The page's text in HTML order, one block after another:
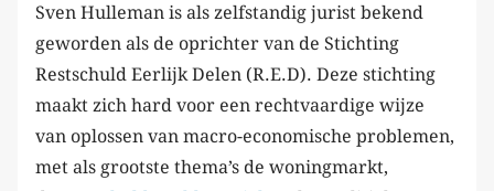
Sven Hulleman is als zelfstandig jurist bekend
geworden als de oprichter van de Stichting
Restschuld Eerlijk Delen (R.E.D). Deze stichting
maakt zich hard voor een rechtvaardige wijze
van oplossen van macro-economische problemen,
met als grootste thema’s de woningmarkt,